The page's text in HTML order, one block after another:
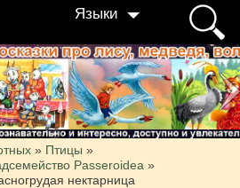
Языки
» Птицы »
Passeroidea »
нектарница